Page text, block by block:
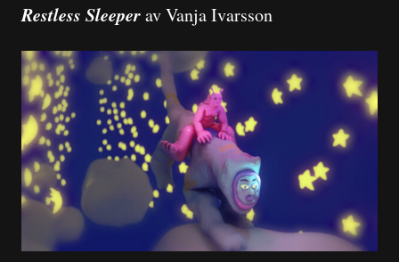
Restless Sleeperav Vanja Ivarsson